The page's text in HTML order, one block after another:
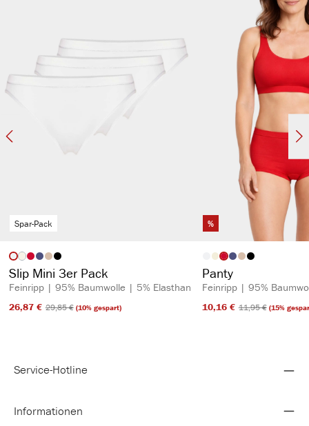
Spar-Pack
Artikelfarbe
(Diese Option ist zurzeit nicht verfügbar.)
Slip Mini 3er Pack
Feinripp | 95% Baumwolle | 5% Elasthan
26,87 €​ 29,85 €​(10% gespart)
%
Artikelfarbe
Panty
Feinripp | 95%
10,16 €​ 11,95 €​(15%
Service-Hotline
Informationen